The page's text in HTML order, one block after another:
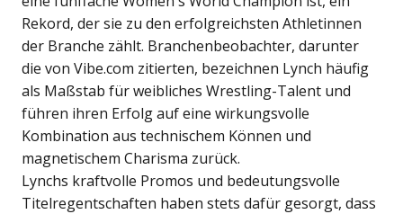
Rekord, der sie zu den erfolgreichsten Athletinnen
der Branche zählt. Branchenbeobachter, darunter
die von Vibe.com zitierten, bezeichnen Lynch häufig
als Maßstab für weibliches Wrestling-Talent und
führen ihren Erfolg auf eine wirkungsvolle
Kombination aus technischem Können und
magnetischem Charisma zurück.
Lynchs kraftvolle Promos und bedeutungsvolle
Titelregentschaften haben stets dafür gesorgt, dass